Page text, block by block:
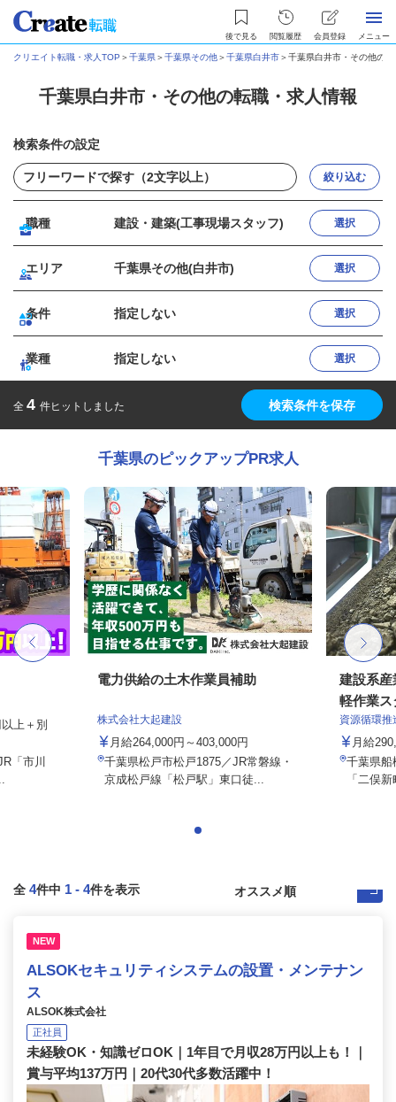
後で見る 閲覧履歴 会員登録 メニュー
クリエイト転職・求人TOP ＞千葉県＞千葉県その他＞千葉県白井市＞千葉県白井市・その他の
千葉県白井市・その他の転職・求人情報
検索条件の設定
絞り込む
職種 建設・建築(工事現場スタッフ) 選択
エリア 千葉県その他(白井市) 選択
条件 指定しない 選択
業種 指定しない 選択
全 4 件ヒットしました 検索条件を保存
千葉県のピックアップPR求人
上＋別
「市川
電力供給の土木作業員補助
株式会社大起建設
月給264,000円～403,000円
千葉県松戸市松戸1875／JR常磐線・
京成松戸線「松戸駅」東口徒...
建設系産
軽作業ス
資源循環推
月給
千葉県船
「二俣
全 4件中 1 - 4件を表示
NEW
ALSOKセキュリティシステムの設置・メンテナン
ス
ALSOK株式会社
正社員
未経験OK・知識ゼロOK｜1年目で月収28万円以上も！｜
賞与平均137万円｜20代30代多数活躍中！